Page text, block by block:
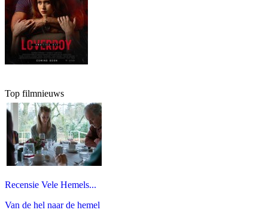
Top filmnieuws
Recensie Vele Hemels...
Van de hel naar de hemel